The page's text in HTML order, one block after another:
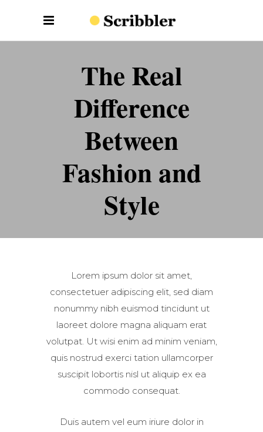
The Real
Difference
Between
Fashion and
Style
Lorem ipsum dolor sit amet,
consectetuer adipiscing elit, sed diam
nonummy nibh euismod tincidunt ut
laoreet dolore magna aliquam erat
volutpat. Ut wisi enim ad minim veniam,
quis nostrud exerci tation ullamcorper
suscipit lobortis nisl ut aliquip ex ea
commodo consequat.
Duis autem vel eum iriure dolor in